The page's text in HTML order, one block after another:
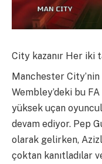
City kazanır Her iki
Manchester City’nin
Wembley’deki bu
yüksek uçan
devam ediyor. Pep
olarak gelirken,
çoktan kanıtladılar